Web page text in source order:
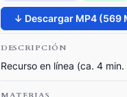
↓ Descargar MP4 (569
DESCRIPCIÓN
Recurso en línea (ca. 4